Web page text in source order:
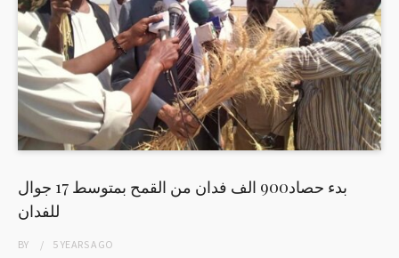
بدء حصاد900 الف فدان من القمح بمتوسط 17 جوال
للفدان
BY 5 YEARSAGO